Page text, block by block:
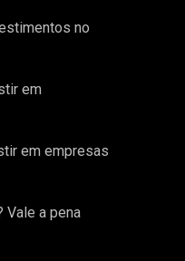
no
em
em empresas
Vale a pena